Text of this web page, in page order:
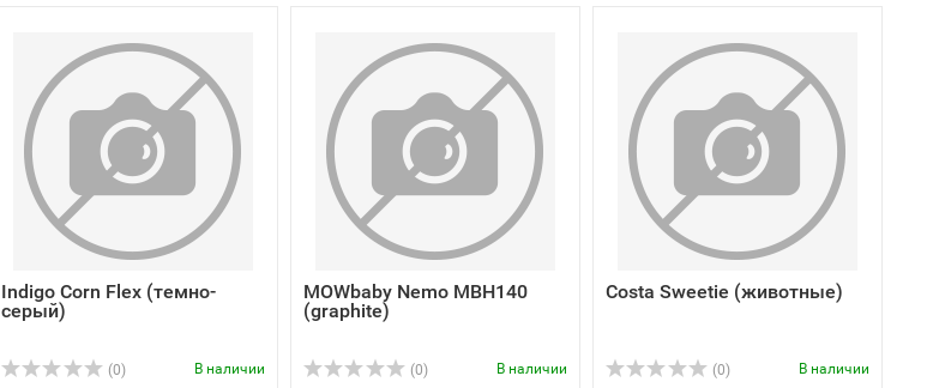
Indigo Corn Flex (темно-
серый)
(0) В наличии
MOWbaby Nemo MBH140
(graphite)
(0) В наличии
Costa Sweetie (животные)
(0) В наличии